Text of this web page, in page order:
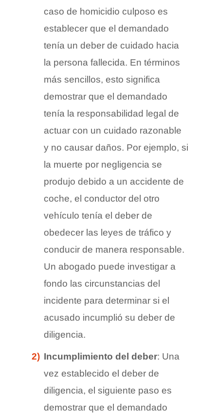
caso de homicidio culposo es
establecer que el demandado
tenía un deber de cuidado hacia
la persona fallecida. En términos
más sencillos, esto significa
demostrar que el demandado
tenía la responsabilidad legal de
actuar con un cuidado razonable
y no causar daños. Por ejemplo, si
la muerte por negligencia se
produjo debido a un accidente de
coche, el conductor del otro
vehículo tenía el deber de
obedecer las leyes de tráfico y
conducir de manera responsable.
Un abogado puede investigar a
fondo las circunstancias del
incidente para determinar si el
acusado incumplió su deber de
diligencia.
Incumplimiento del deber: Una
vez establecido el deber de
diligencia, el siguiente paso es
demostrar que el demandado